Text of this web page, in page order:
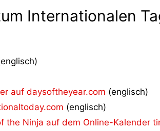
Internationalen
auf daysoftheyear.com (englisch)
(englisch)
the Ninja auf dem Online-Kalender